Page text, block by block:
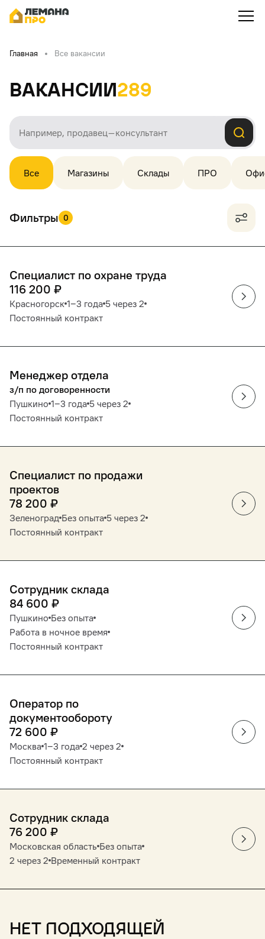
Главная Все вакансии
Вакансии289
Все Магазины Склады ПРО
Фильтры 0
Специалист по охране труда
116 200 ₽
Красногорск 1‒3 года 5 через 2
Постоянный контракт
Менеджер отдела
з/п по договоренности
Пушкино 1‒3 года 5 через 2
Постоянный контракт
Специалист по продажи
проектов
78 200 ₽
Зеленоград Без опыта 5 через 2
Постоянный контракт
Сотрудник склада
84 600 ₽
Пушкино Без опыта
Работа в ночное время
Постоянный контракт
Оператор по
документообороту
72 600 ₽
Москва 1‒3 года 2 через 2
Постоянный контракт
Сотрудник склада
76 200 ₽
Московская область Без опыта
2 через 2 Временный контракт
Нет подходящей